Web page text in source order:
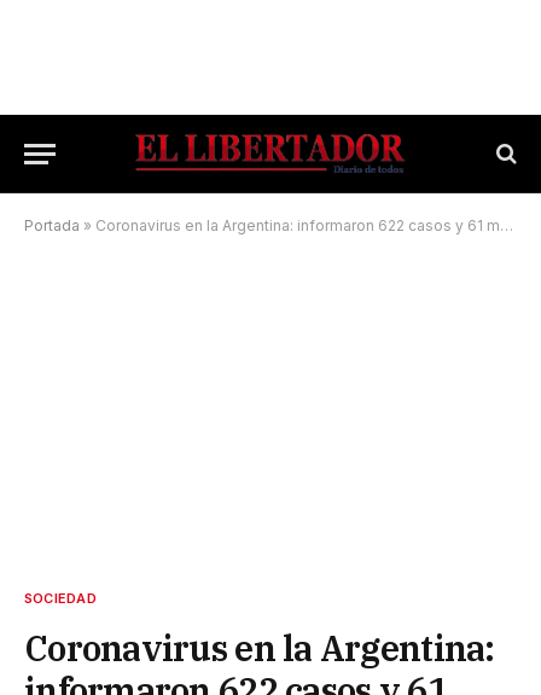
Portada » Coronavirus en la Argentina: informaron 622 casos y 61 muertes
SOCIEDAD
Coronavirus en la Argentina: